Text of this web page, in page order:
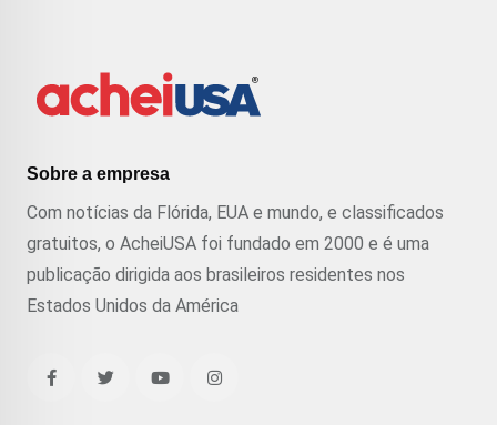
Sobre a empresa
Com notícias da Flórida, EUA e mundo, e classificados
gratuitos, o AcheiUSA foi fundado em 2000 e é uma
publicação dirigida aos brasileiros residentes nos
Estados Unidos da América